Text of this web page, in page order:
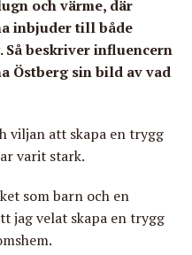
och värme, där
inbjuder till både
beskriver influencern
Östberg sin bild av vad
viljan att skapa en trygg
varit stark.
som barn och en
jag velat skapa en trygg